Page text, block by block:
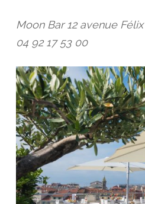
Moon Bar 12 avenue
04 92 17 53 00